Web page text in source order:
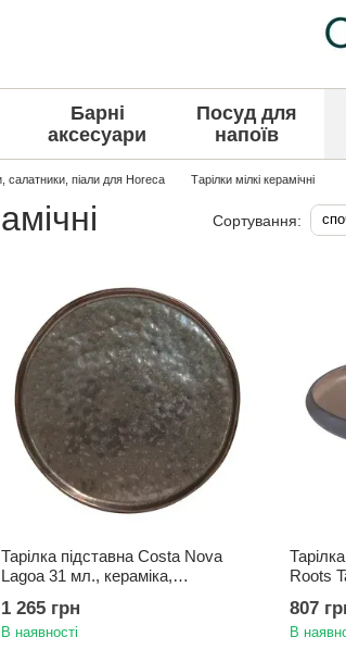
Барні
аксесуари
Посуд для
напоїв
салатники, піали для Horeca Тарілки мілкі керамічні
Сортування:
Тарілка підставна Costa Nova
Lagoa 31 мл., кераміка,
1 265 грн
В наявності
Roots
807
В